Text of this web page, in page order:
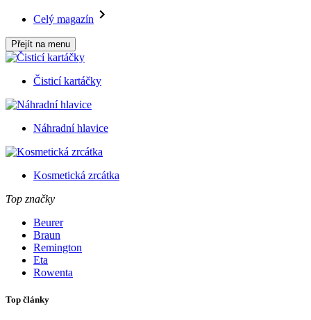
Celý magazín
Přejít na menu
Čisticí kartáčky
Náhradní hlavice
Kosmetická zrcátka
Top značky
Beurer
Braun
Remington
Eta
Rowenta
Top články